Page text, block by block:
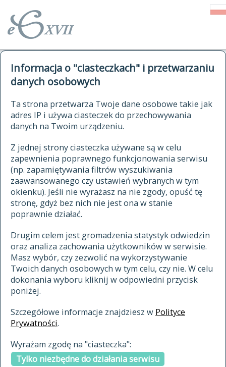
Informacja o "ciasteczkach" i przetwarzaniu
danych osobowych
Ta strona przetwarza Twoje dane osobowe takie jak
adres IP i używa ciasteczek do przechowywania
danych na Twoim urządzeniu.
Z jednej strony ciasteczka używane są w celu
zapewnienia poprawnego funkcjonowania serwisu
(np. zapamiętywania filtrów wyszukiwania
zaawansowanego czy ustawień wybranych w tym
okienku). Jeśli nie wyrażasz na nie zgody, opuść tę
stronę, gdyż bez nich nie jest ona w stanie
poprawnie działać.
Drugim celem jest gromadzenia statystyk odwiedzin
oraz analiza zachowania użytkowników w serwisie.
Masz wybór, czy zezwolić na wykorzystywanie
Twoich danych osobowych w tym celu, czy nie. W celu
dokonania wyboru kliknij w odpowiedni przycisk
poniżej.
Szczegółowe informacje znajdziesz w Polityce
Prywatności.
Wyrażam zgodę na "ciasteczka":
Tylko niezbędne do działania serwisu
autorzy Słownika
historia
publikacje
źródła
autorzy tekstów źródłowych
zasady opracowania
statystyki
najnowsze hasła
ostatnio zmodyfikowane hasła
materiały archiwalne
cytowanie
kontakt
kwerendy
jak cytować Słownik
ELEKTRONICZNY SŁOWNIK
JĘZYKA POLSKIEGO
XVII I XVIII WIEKU
znajdź hasła
zaczynające się od
indeksie